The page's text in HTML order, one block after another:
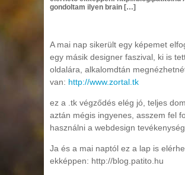
gondoltam ilyen brain […]
A mai nap sikerült egy képemet
egy másik designer faszival, ki is
oldalára, alkalomdtán
van: http://www.zortal.tk
ez a .tk végződés elég jó, teljes
aztán mégis ingyenes, asszem fel
használni a webdesign
Ja és a mai naptól ez a lap is
ekképpen: http://blog.patito.hu